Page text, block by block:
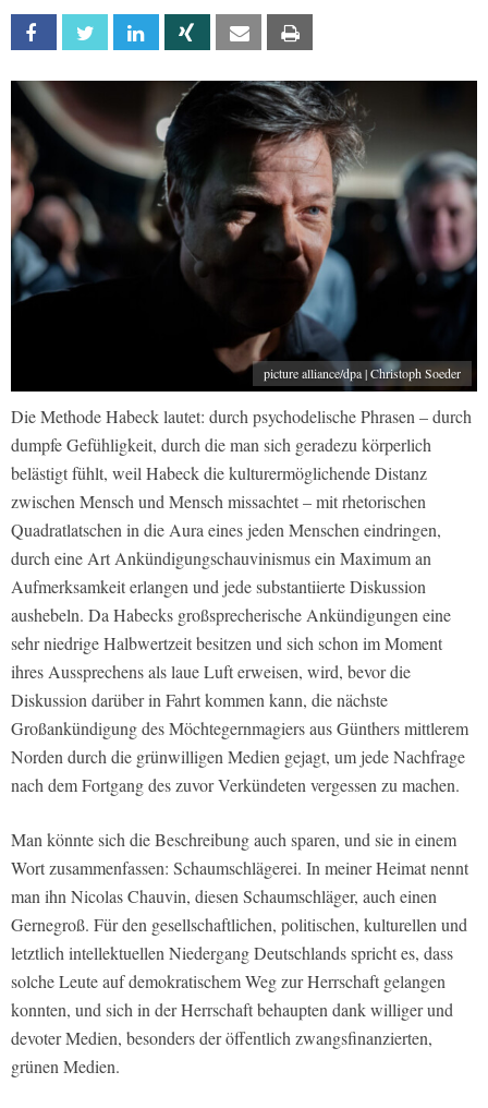
Facebook Twitter Linkedin Xing Email
picture alliance/dpa | Christoph Soeder
Die Methode Habeck lautet: durch psychodelische Phrasen – durch
dumpfe Gefühligkeit, durch die man sich geradezu körperlich
belästigt fühlt, weil Habeck die kulturermöglichende Distanz
zwischen Mensch und Mensch missachtet – mit rhetorischen
Quadratlatschen in die Aura eines jeden Menschen eindringen,
durch eine Art Ankündigungschauvinismus ein Maximum an
Aufmerksamkeit erlangen und jede substantiierte Diskussion
aushebeln. Da Habecks großsprecherische Ankündigungen eine
sehr niedrige Halbwertzeit besitzen und sich schon im Moment
ihres Aussprechens als laue Luft erweisen, wird, bevor die
Diskussion darüber in Fahrt kommen kann, die nächste
Großankündigung des Möchtegernmagiers aus Günthers mittlerem
Norden durch die grünwilligen Medien gejagt, um jede Nachfrage
nach dem Fortgang des zuvor Verkündeten vergessen zu machen.
Man könnte sich die Beschreibung auch sparen, und sie in einem
Wort zusammenfassen: Schaumschlägerei. In meiner Heimat nennt
man ihn Nicolas Chauvin, diesen Schaumschläger, auch einen
Gernegroß. Für den gesellschaftlichen, politischen, kulturellen und
letztlich intellektuellen Niedergang Deutschlands spricht es, dass
solche Leute auf demokratischem Weg zur Herrschaft gelangen
konnten, und sich in der Herrschaft behaupten dank williger und
devoter Medien, besonders der öffentlich zwangsfinanzierten,
grünen Medien.